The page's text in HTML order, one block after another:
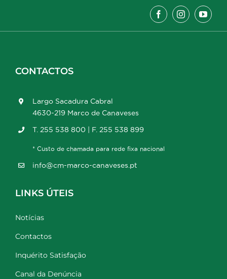
CONTACTOS
Largo Sacadura Cabral
4630-219 Marco de Canaveses
T. 255 538 800 | F. 255 538 899
* Custo de chamada para rede fixa nacional
info@cm-marco-canaveses.pt
LINKS ÚTEIS
Notícias
Contactos
Inquérito Satisfação
Canal da Denúncia